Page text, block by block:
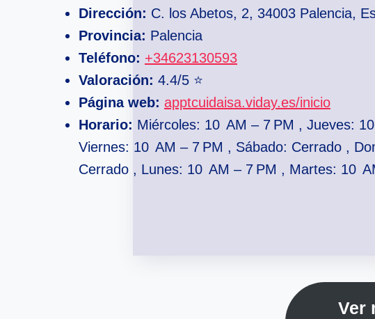
Dirección: C. los Abetos, 2, 34003 Palencia,
Provincia: Palencia
Teléfono: +34623130593
Valoración: 4.4/5 ⭐
Página web: apptcuidaisa.viday.es/inicio
Horario: Miércoles: 10 AM – 7 PM , Jueves:
Viernes: 10 AM – 7 PM , Sábado: Cerrado ,
Cerrado , Lunes: 10 AM – 7 PM , Martes: 10
Ver